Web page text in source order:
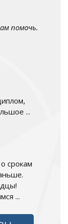
помочь.
...
срокам
...